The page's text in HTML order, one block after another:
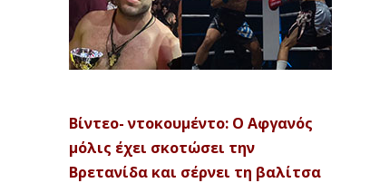
Βίντεο- ντοκουμέντο: Ο Αφγανός
μόλις έχει σκοτώσει την
Βρετανίδα και σέρνει τη βαλίτσα